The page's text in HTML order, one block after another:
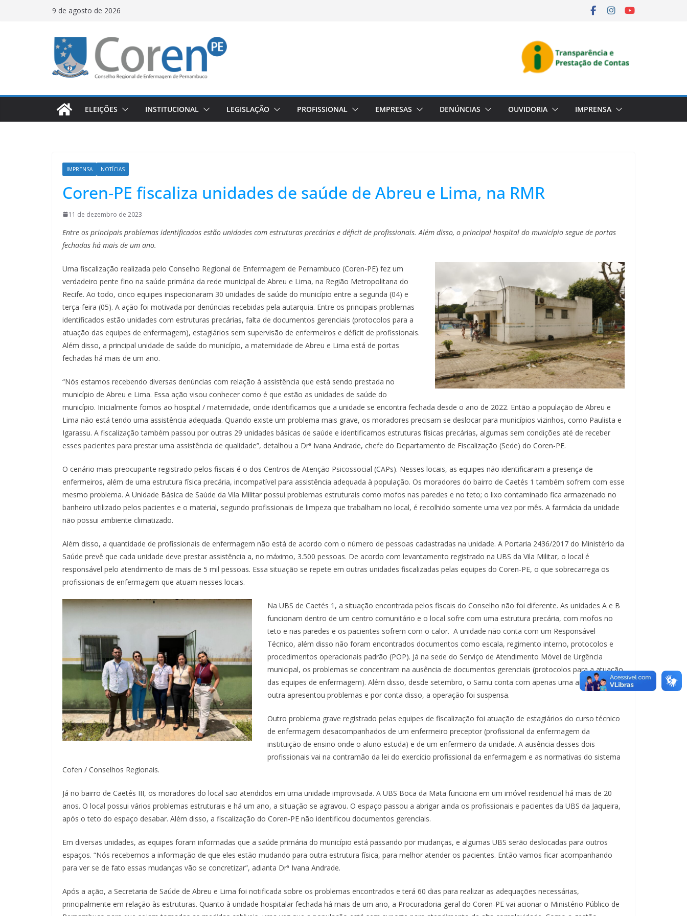
9 de agosto de 2026
ELEIÇÕES INSTITUCIONAL LEGISLAÇÃO PROFISSIONAL EMPRESAS DENÚNCIAS OUVIDORIA IMPRENSA
IMPRENSA NOTÍCIAS
Coren-PE fiscaliza unidades de saúde de Abreu e Lima, na RMR
11 de dezembro de 2023
Entre os principais problemas identificados estão unidades com estruturas precárias e déficit de profissionais. Além disso, o principal hospital do município segue de portas
fechadas há mais de um ano.
Uma fiscalização realizada pelo Conselho Regional de Enfermagem de Pernambuco (Coren-PE) fez um
verdadeiro pente fino na saúde primária da rede municipal de Abreu e Lima, na Região Metropolitana do
Recife. Ao todo, cinco equipes inspecionaram 30 unidades de saúde do município entre a segunda (04) e
terça-feira (05). A ação foi motivada por denúncias recebidas pela autarquia. Entre os principais problemas
identificados estão unidades com estruturas precárias, falta de documentos gerenciais (protocolos para a
atuação das equipes de enfermagem), estagiários sem supervisão de enfermeiros e déficit de profissionais.
Além disso, a principal unidade de saúde do município, a maternidade de Abreu e Lima está de portas
fechadas há mais de um ano.
“Nós estamos recebendo diversas denúncias com relação à assistência que está sendo prestada no
município de Abreu e Lima. Essa ação visou conhecer como é que estão as unidades de saúde do
município. Inicialmente fomos ao hospital / maternidade, onde identificamos que a unidade se encontra fechada desde o ano de 2022. Então a população de Abreu e
Lima não está tendo uma assistência adequada. Quando existe um problema mais grave, os moradores precisam se deslocar para municípios vizinhos, como Paulista e
Igarassu. A fiscalização também passou por outras 29 unidades básicas de saúde e identificamos estruturas físicas precárias, algumas sem condições até de receber
esses pacientes para prestar uma assistência de qualidade”, detalhou a Drª Ivana Andrade, chefe do Departamento de Fiscalização (Sede) do Coren-PE.
O cenário mais preocupante registrado pelos fiscais é o dos Centros de Atenção Psicossocial (CAPs). Nesses locais, as equipes não identificaram a presença de
enfermeiros, além de uma estrutura física precária, incompatível para assistência adequada à população. Os moradores do bairro de Caetés 1 também sofrem com esse
mesmo problema. A Unidade Básica de Saúde da Vila Militar possui problemas estruturais como mofos nas paredes e no teto; o lixo contaminado fica armazenado no
banheiro utilizado pelos pacientes e o material, segundo profissionais de limpeza que trabalham no local, é recolhido somente uma vez por mês. A farmácia da unidade
não possui ambiente climatizado.
Além disso, a quantidade de profissionais de enfermagem não está de acordo com o número de pessoas cadastradas na unidade. A Portaria 2436/2017 do Ministério da
Saúde prevê que cada unidade deve prestar assistência a, no máximo, 3.500 pessoas. De acordo com levantamento registrado na UBS da Vila Militar, o local é
responsável pelo atendimento de mais de 5 mil pessoas. Essa situação se repete em outras unidades fiscalizadas pelas equipes do Coren-PE, o que sobrecarrega os
profissionais de enfermagem que atuam nesses locais.
Na UBS de Caetés 1, a situação encontrada pelos fiscais do Conselho não foi diferente. As unidades A e B
funcionam dentro de um centro comunitário e o local sofre com uma estrutura precária, com mofos no
teto e nas paredes e os pacientes sofrem com o calor. A unidade não conta com um Responsável
Técnico, além disso não foram encontrados documentos como escala, regimento interno, protocolos e
procedimentos operacionais padrão (POP). Já na sede do Serviço de Atendimento Móvel de Urgência
municipal, os problemas se concentram na ausência de documentos gerenciais (protocolos para a atuação
das equipes de enfermagem). Além disso, desde setembro, o Samu conta com apenas uma ambulância. A
outra apresentou problemas e por conta disso, a operação foi suspensa.
Outro problema grave registrado pelas equipes de fiscalização foi atuação de estagiários do curso técnico
de enfermagem desacompanhados de um enfermeiro preceptor (profissional da enfermagem da
instituição de ensino onde o aluno estuda) e de um enfermeiro da unidade. A ausência desses dois
profissionais vai na contramão da lei do exercício profissional da enfermagem e as normativas do sistema
Cofen / Conselhos Regionais.
Já no bairro de Caetés III, os moradores do local são atendidos em uma unidade improvisada. A UBS Boca da Mata funciona em um imóvel residencial há mais de 20
anos. O local possui vários problemas estruturais e há um ano, a situação se agravou. O espaço passou a abrigar ainda os profissionais e pacientes da UBS da Jaqueira,
após o teto do espaço desabar. Além disso, a fiscalização do Coren-PE não identificou documentos gerenciais.
Em diversas unidades, as equipes foram informadas que a saúde primária do município está passando por mudanças, e algumas UBS serão deslocadas para outros
espaços. “Nós recebemos a informação de que eles estão mudando para outra estrutura física, para melhor atender os pacientes. Então vamos ficar acompanhando
para ver se de fato essas mudanças vão se concretizar”, adianta Drª Ivana Andrade.
Após a ação, a Secretaria de Saúde de Abreu e Lima foi notificada sobre os problemas encontrados e terá 60 dias para realizar as adequações necessárias,
principalmente em relação às estruturas. Quanto à unidade hospitalar fechada há mais de um ano, a Procuradoria-geral do Coren-PE vai acionar o Ministério Público de